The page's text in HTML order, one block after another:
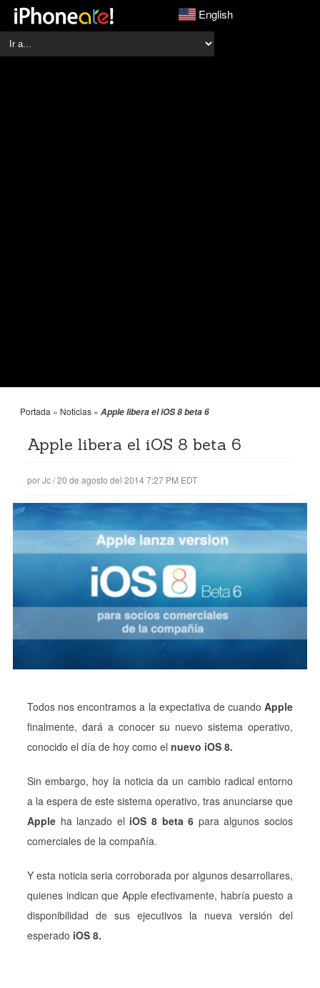
English
Portada » Noticias » Apple libera el iOS 8 beta 6
Apple libera el iOS 8 beta 6
porJc/20 de agosto del 2014 7:27 PM EDT
Todos nos encontramos a la expectativa de cuando Apple
finalmente, dará a conocer su nuevo sistema operativo,
conocido el día de hoy como el nuevo iOS 8.
Sin embargo, hoy la noticia da un cambio radical entorno
a la espera de este sistema operativo, tras anunciarse que
Apple ha lanzado el iOS 8 beta 6 para algunos socios
comerciales de la compañía.
Y esta noticia seria corroborada por algunos desarrollares,
quienes indican que Apple efectivamente, habría puesto a
disponibilidad de sus ejecutivos la nueva versión del
esperado iOS 8.